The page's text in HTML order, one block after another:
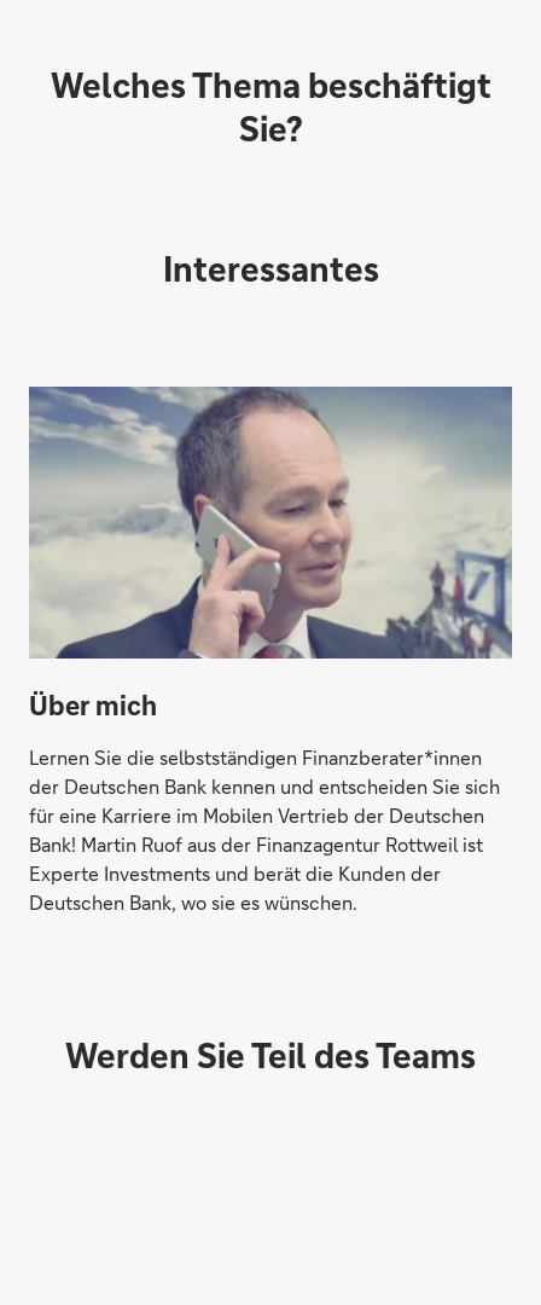
Welches Thema beschäftigt
Sie?
Direktabschluss möglich
Konto eröffnen
Direktabschluss möglich
Interessantes
Über mich
Lernen Sie die selbstständigen Finanzberater*innen
der Deutschen Bank kennen und entscheiden Sie sich
für eine Karriere im Mobilen Vertrieb der Deutschen
Bank! Martin Ruof aus der Finanzagentur Rottweil ist
Experte Investments und berät die Kunden der
Deutschen Bank, wo sie es wünschen.
Werden Sie Teil des Teams